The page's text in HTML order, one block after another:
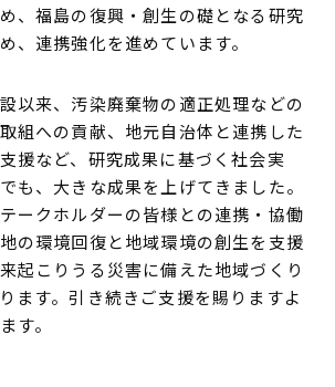
、福島の復興・創生の礎となる研究
、連携強化を進めています。
以来、汚染廃棄物の適正処理などの
組への貢献、地元自治体と連携した
援など、研究成果に基づく社会実
も、大きな成果を上げてきました。
ークホルダーの皆様との連携・協働
の環境回復と地域環境の創生を支援
起こりうる災害に備えた地域づくり
ます。引き続きご支援を賜りますよ
す。